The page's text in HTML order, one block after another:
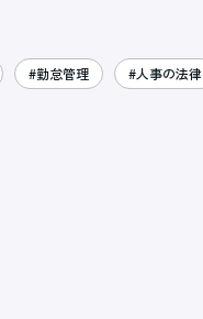
#勤怠管理 #人事の法律